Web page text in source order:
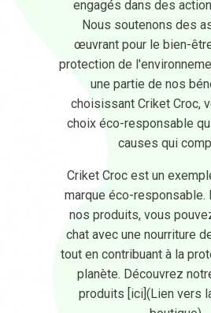
engagés dans des
Nous soutenons des
œuvrant pour le bien-
protection de
une partie de nos
choisissant Criket Croc,
choix éco-responsable
causes qui
Criket Croc est un
marque éco-responsable.
nos produits, vous
chat avec une nourriture
tout en contribuant à la
planète. Découvrez
produits [ici](Lien vers